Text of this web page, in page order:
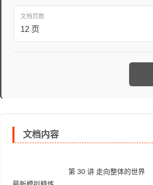
文档页数
12 页
文档内容